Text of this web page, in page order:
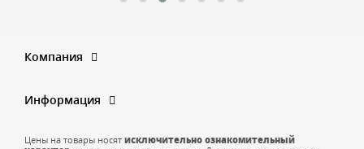
Компания
Информация
Цены на товары носят исключительно ознакомительный